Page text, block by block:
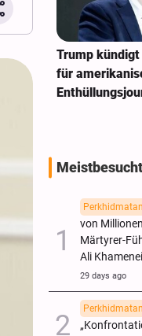
Trump
für
Meistbesucht
Perkhidmatan
von
Märtyrer-
Ali Khamenei
29 days ago
Perkhidmatan